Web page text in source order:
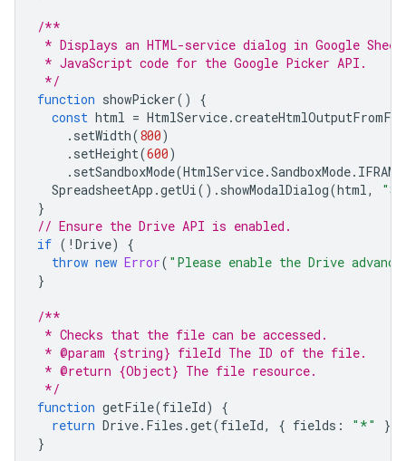
/**
* Displays an HTML-service dialog in Google
* JavaScript code for the Google Picker API.
*/
function showPicker()
{
const html = HtmlService.
. setWidth(800)
. setHeight(600)
. setSandboxMode(HtmlService.SandboxMode. IFRAME
SpreadsheetApp .getUi(). showModalDialog(html,
}
// Ensure the Drive API is enabled.
if ( ! Drive)
{
throw new Error( "Please enable the Drive
}
/**
* Checks that the file can be accessed.
* @param {string} fileId The ID of the file.
* @return {Object} The file resource.
*/
function getFile(fileId)
{
return Drive. Files .get(fileId, { fields : "*"
});
}